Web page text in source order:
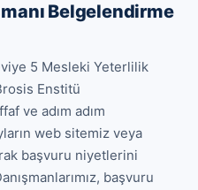
Belgelendirme
5 Mesleki Yeterlilik
Enstitü
ve adım adım
web sitemiz veya
başvuru niyetlerini
başvuru